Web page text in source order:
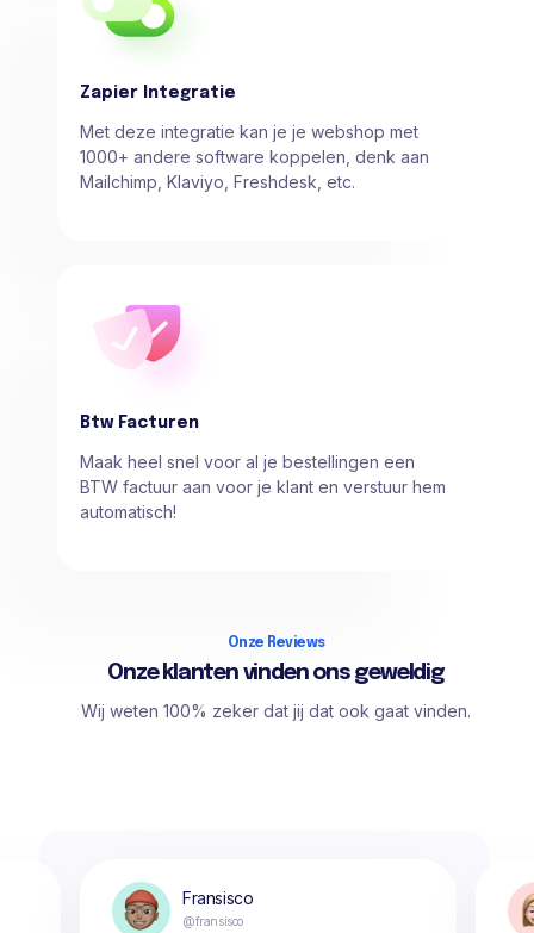
Zapier Integratie
Met deze integratie kan je je webshop met
1000+ andere software koppelen, denk aan
Mailchimp, Klaviyo, Freshdesk, etc.
Btw Facturen
Maak heel snel voor al je bestellingen een
BTW factuur aan voor je klant en verstuur hem
automatisch!
Onze Reviews
Onze klanten vinden ons geweldig
Wij weten 100% zeker dat jij dat ook gaat vinden.
Fransisco
@fransisco